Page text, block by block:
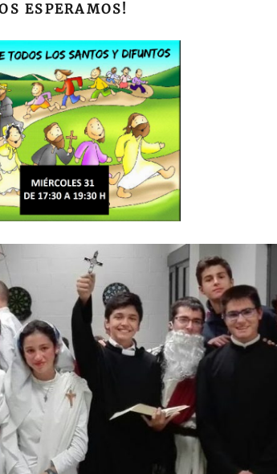
ESPERAMOS!